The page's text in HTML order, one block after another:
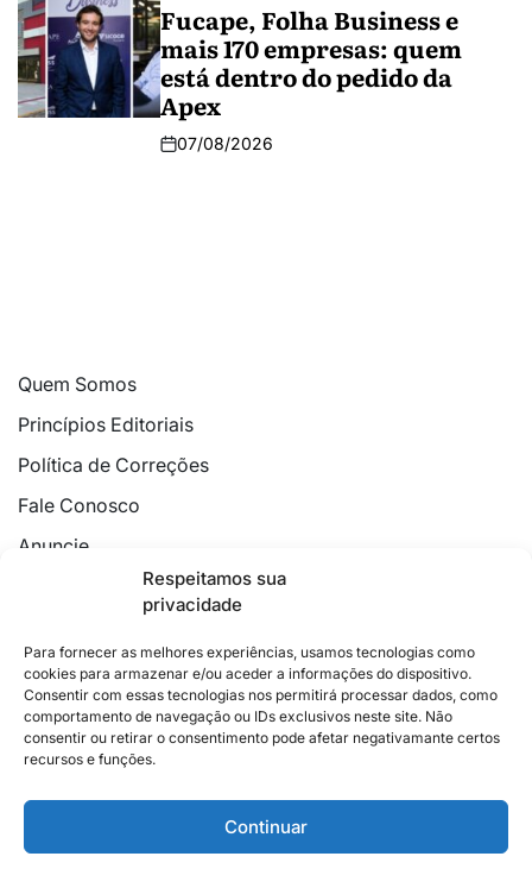
Respeitamos sua
privacidade
Para fornecer as melhores experiências, usamos tecnologias como
cookies para armazenar e/ou aceder a informações do dispositivo.
Consentir com essas tecnologias nos permitirá processar dados, como
comportamento de navegação ou IDs exclusivos neste site. Não
consentir ou retirar o consentimento pode afetar negativamante certos
recursos e funções.
Continuar
Fucape, Folha Business e
mais 170 empresas: quem
está dentro do pedido da
Apex
07/08/2026
Quem Somos
Princípios Editoriais
Política de Correções
Fale Conosco
Anuncie
Política de Cookies
PoderEditorialCidades
EconomiaPesquisas